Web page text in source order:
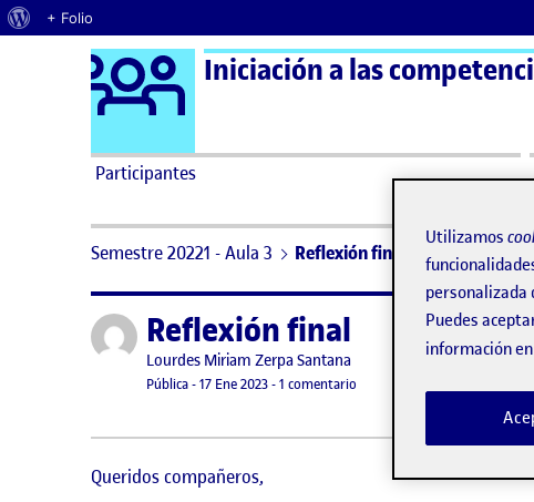
Acerca de WordPress
+ Folio
Saltar al contenido Logo Ágora
Iniciación a las
Participantes
Semestre 20221 - Aula 3 Reflexión final
Publicado porReflexión final
Publicado por
Lourdes Miriam Zerpa Santana
Visibilidad:
Pública-Fecha de publicación
17 Ene 202317 enero, 2023 5:41 pm
-1 comentario
Queridos compañeros,
Utilizamos
personalizada
Puedes
información